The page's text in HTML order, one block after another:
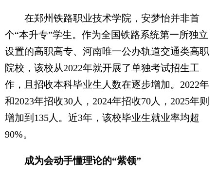
在郑州铁路职业技术学院，安梦怡并非首
个“本升专”学生。作为全国铁路系统第一所独立
设置的高职高专、河南唯一公办轨道交通类高职
院校，该校从2022年就开展了单独考试招生工
作，且招收本科毕业生人数在逐步增加。2022年
和2023年招收30人，2024年招收70人，2025年则
增加到135人。近3年，该校毕业生就业率均超
90%。
成为会动手懂理论的“紫领”